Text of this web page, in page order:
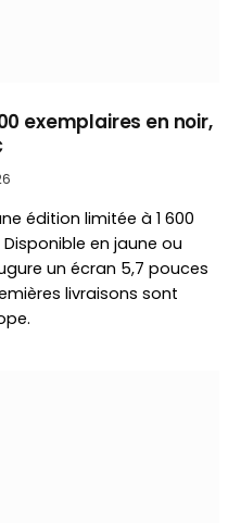
exemplaires en noir,
édition limitée à 1 600
en jaune ou
un écran 5,7 pouces
livraisons sont